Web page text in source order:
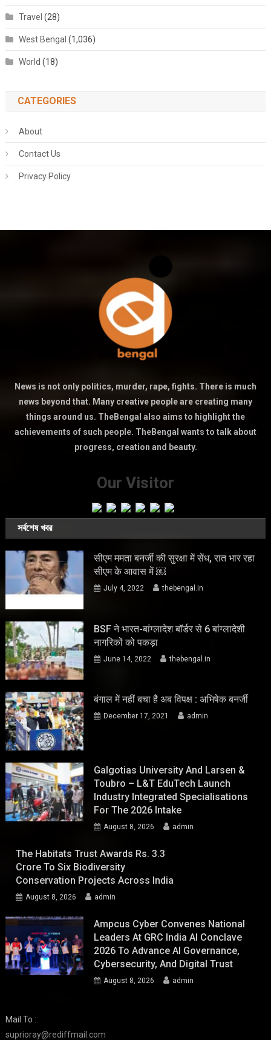
Travel (28)
West Bengal (1,036)
World (18)
CATEGORIES
About
Contact Us
Privacy Policy
News is not only politics, murder, rape, fights. There is much
news beyond that. Many creative people are creating many
things around us. TheBengal also aims to highlight the
achievements of such people. TheBengal wants to talk about
progress, creation and beauty.
Our Visitor
সর্বশেষ খবর
सीएम ममता बनर्जी की सुरक्षा में सेंध, रात भार रहा
सीएम के आवास में ￼
July 4, 2022 thebengal.in
BSF ने भारत-बांग्लादेश बॉर्डर से 6 बांग्लादेशी
नागरिकों को पकड़ा
June 14, 2022 thebengal.in
बंगाल में नहीं बचा है अब विपक्ष : अभिषेक बनर्जी
December 17, 2021 admin
Galgotias University And Larsen &
Toubro – L&T EduTech Launch
Industry Integrated Specialisations
For The 2026 Intake
August 8, 2026 admin
The Habitats Trust Awards Rs. 3.3
Crore To Six Biodiversity
Conservation Projects Across India
August 8, 2026 admin
Ampcus Cyber Convenes National
Leaders At GRC India AI Conclave
2026 To Advance AI Governance,
Cybersecurity, And Digital Trust
August 8, 2026 admin
Mail To :
suprioray@rediffmail.com